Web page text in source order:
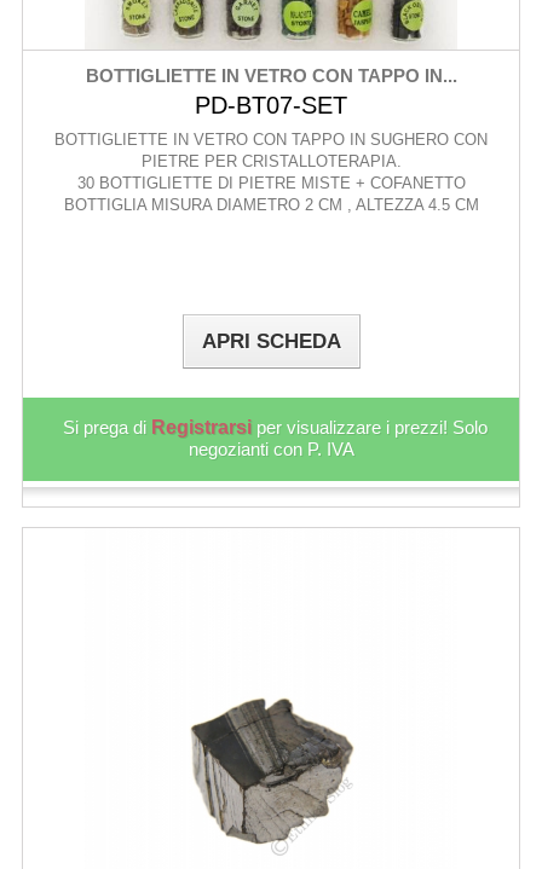
BOTTIGLIETTE IN VETRO CON TAPPO IN...
PD-BT07-SET
BOTTIGLIETTE IN VETRO CON TAPPO IN SUGHERO CON
PIETRE PER CRISTALLOTERAPIA.
30 BOTTIGLIETTE DI PIETRE MISTE + COFANETTO
BOTTIGLIA MISURA DIAMETRO 2 CM , ALTEZZA 4.5 CM
APRI SCHEDA
Si prega di Registrarsi per visualizzare i prezzi! Solo
negozianti con P. IVA